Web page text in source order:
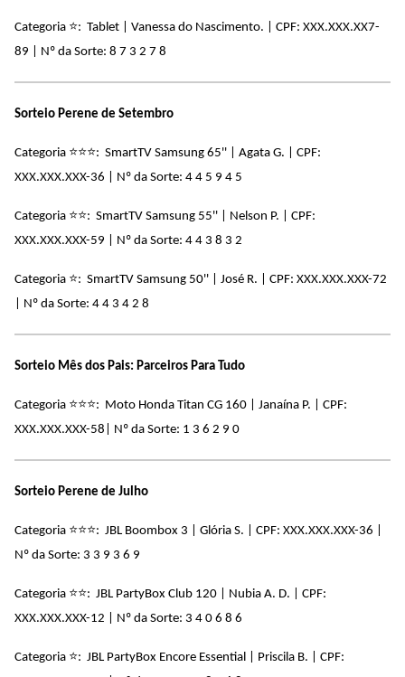
Categoria ⭐: Tablet | Vanessa do Nascimento. | CPF: XXX.XXX.XX7-
89 | Nº da Sorte: 8 7 3 2 7 8
Sorteio Perene de Setembro
Categoria ⭐⭐⭐: SmartTV Samsung 65'' | Agata G. | CPF:
XXX.XXX.XXX-36 | Nº da Sorte: 4 4 5 9 4 5
Categoria ⭐⭐: SmartTV Samsung 55'' | Nelson P. | CPF:
XXX.XXX.XXX-59 | Nº da Sorte: 4 4 3 8 3 2
Categoria ⭐: SmartTV Samsung 50'' | José R. | CPF: XXX.XXX.XXX-72
Nº da Sorte: 4 4 3 4 2 8
Sorteio Mês dos Pais: Parceiros Para Tudo
Categoria ⭐⭐⭐: Moto Honda Titan CG 160 | Janaína P. | CPF:
XXX.XXX.XXX-58| Nº da Sorte: 1 3 6 2 9 0
Sorteio Perene de Julho
Categoria ⭐⭐⭐: JBL Boombox 3 | Glória S. | CPF: XXX.XXX.XXX-36 |
Nº da Sorte: 3 3 9 3 6 9
Categoria ⭐⭐: JBL PartyBox Club 120 | Nubia A. D. | CPF:
XXX.XXX.XXX-12 | Nº da Sorte: 3 4 0 6 8 6
Categoria ⭐: JBL PartyBox Encore Essential | Priscila B. | CPF: